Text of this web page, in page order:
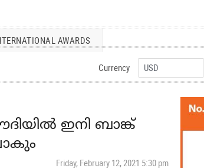
AWARDS
Currency
ഇനി ബാങ്ക്
Friday, February 12, 2021 5:30 pm